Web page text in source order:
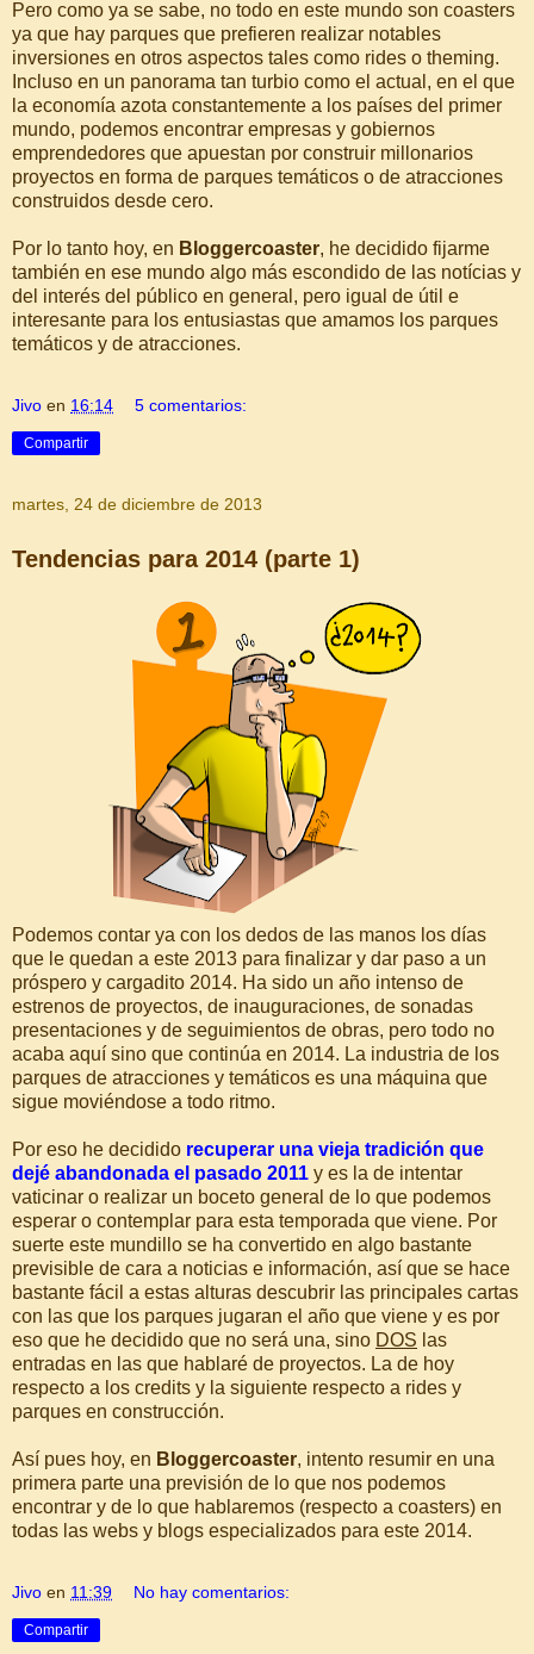
Pero como ya se sabe, no todo en este mundo son coasters
ya que hay parques que prefieren realizar notables
inversiones en otros aspectos tales como rides o theming.
Incluso en un panorama tan turbio como el actual, en el que
la economía azota constantemente a los países del primer
mundo, podemos encontrar empresas y gobiernos
emprendedores que apuestan por construir millonarios
proyectos en forma de parques temáticos o de atracciones
construidos desde cero.
Por lo tanto hoy, en Bloggercoaster, he decidido fijarme
también en ese mundo algo más escondido de las notícias y
del interés del público en general, pero igual de útil e
interesante para los entusiastas que amamos los parques
temáticos y de atracciones.
Jivo en 16:14 5 comentarios:
Compartir
martes, 24 de diciembre de 2013
Tendencias para 2014 (parte 1)
Podemos contar ya con los dedos de las manos los días
que le quedan a este 2013 para finalizar y dar paso a un
próspero y cargadito 2014. Ha sido un año intenso de
estrenos de proyectos, de inauguraciones, de sonadas
presentaciones y de seguimientos de obras, pero todo no
acaba aquí sino que continúa en 2014. La industria de los
parques de atracciones y temáticos es una máquina que
sigue moviéndose a todo ritmo.
Por eso he decidido recuperar una vieja tradición que
dejé abandonada el pasado 2011 y es la de intentar
vaticinar o realizar un boceto general de lo que podemos
esperar o contemplar para esta temporada que viene. Por
suerte este mundillo se ha convertido en algo bastante
previsible de cara a noticias e información, así que se hace
bastante fácil a estas alturas descubrir las principales cartas
con las que los parques jugaran el año que viene y es por
eso que he decidido que no será una, sino DOS las
entradas en las que hablaré de proyectos. La de hoy
respecto a los credits y la siguiente respecto a rides y
parques en construcción.
Así pues hoy, en Bloggercoaster, intento resumir en una
primera parte una previsión de lo que nos podemos
encontrar y de lo que hablaremos (respecto a coasters) en
todas las webs y blogs especializados para este 2014.
Jivo en 11:39 No hay comentarios:
Compartir